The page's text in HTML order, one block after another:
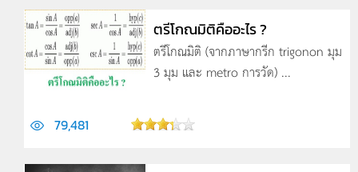
ตรีโกณมิติคืออะไร ?
ตรีโกณมิติ (จากภาษากรีก trigonon มุม
3 มุม และ metro การวัด) ...
79,481